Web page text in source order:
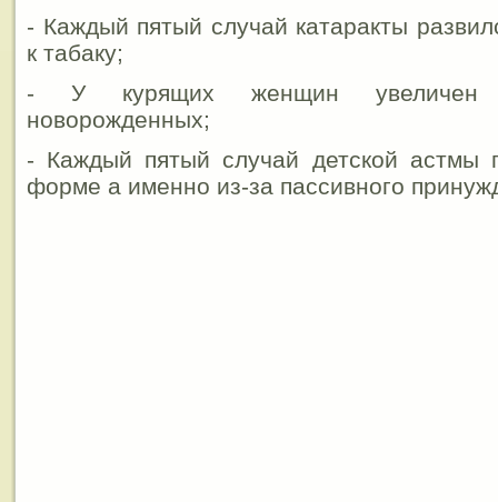
- Каждый пятый случай катаракты
к табаку;
- У курящих женщин увеличен
новорожденных;
- Каждый пятый случай детской астмы
форме а именно из-за пассивного